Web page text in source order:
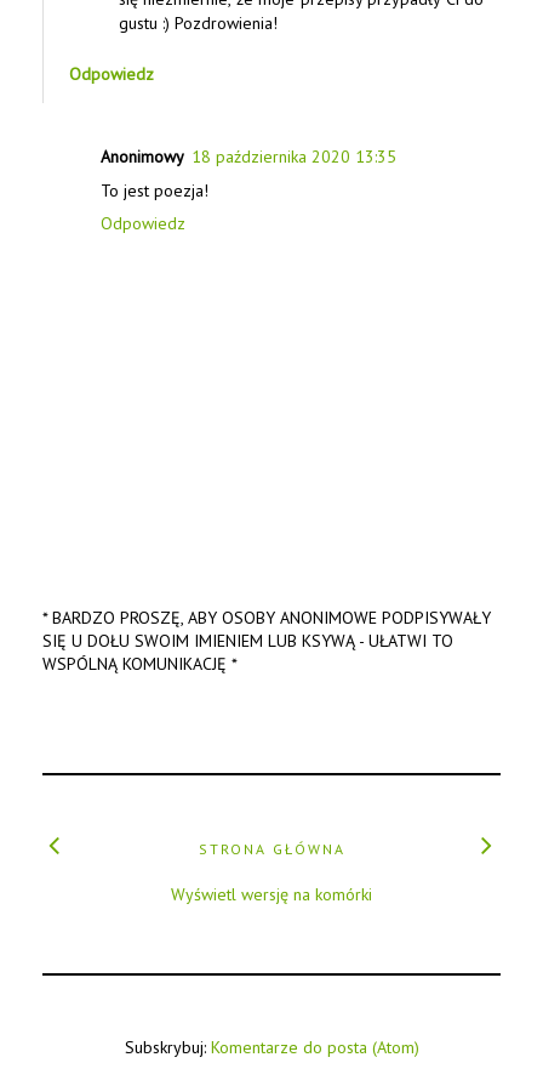
gustu :) Pozdrowienia!
Odpowiedz
Anonimowy 18 października 2020 13:35
To jest poezja!
Odpowiedz
* BARDZO PROSZĘ, ABY OSOBY ANONIMOWE PODPISYWAŁY
SIĘ U DOŁU SWOIM IMIENIEM LUB KSYWĄ - UŁATWI TO
WSPÓLNĄ KOMUNIKACJĘ *
STRONA GŁÓWNA
Wyświetl wersję na komórki
Subskrybuj: Komentarze do posta (Atom)